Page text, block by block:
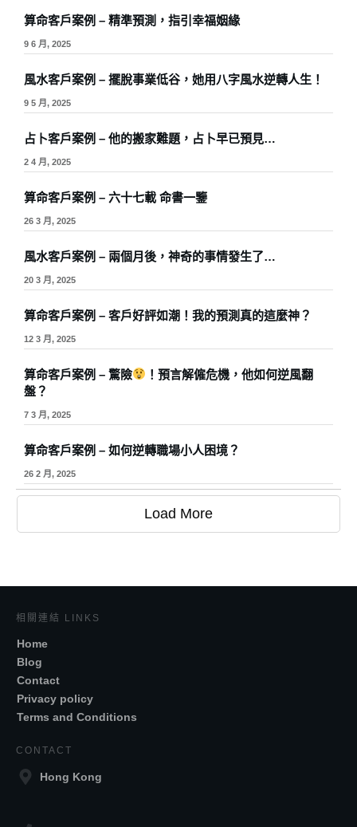
算命客戶案例 – 精準預測，指引幸福姻緣
9 6 月, 2025
風水客戶案例 – 擺脫事業低谷，她用八字風水逆轉人生！
9 5 月, 2025
占卜客戶案例 – 他的搬家難題，占卜早已預見…
2 4 月, 2025
算命客戶案例 – 六十七載 命書一鑒
26 3 月, 2025
風水客戶案例 – 兩個月後，神奇的事情發生了…
20 3 月, 2025
算命客戶案例 – 客戶好評如潮！我的預測真的這麼神？
12 3 月, 2025
算命客戶案例 – 驚險
！預言解僱危機，他如何逆風翻
盤？
7 3 月, 2025
算命客戶案例 – 如何逆轉職場小人困境？
26 2 月, 2025
Load More
相關連結 LINKS
Home
Blog
Contact
Privacy policy
Terms and Conditions
CONTACT
Hong Kong